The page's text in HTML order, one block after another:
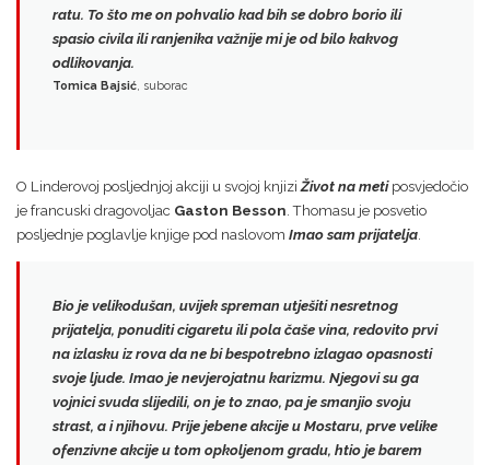
ratu. To što me on pohvalio kad bih se dobro borio ili
spasio civila ili ranjenika važnije mi je od bilo kakvog
odlikovanja.
Tomica Bajsić , suborac
O Linderovoj posljednjoj akciji u svojoj knjizi Život na meti posvjedočio
je francuski dragovoljac Gaston Besson . Thomasu je posvetio
posljednje poglavlje knjige pod naslovom Imao sam prijatelja
Bio je velikodušan, uvijek spreman utješiti nesretnog
prijatelja, ponuditi cigaretu ili pola čaše vina, redovito prvi
na izlasku iz rova da ne bi bespotrebno izlagao opasnosti
svoje ljude. Imao je nevjerojatnu karizmu. Njegovi su ga
vojnici svuda slijedili, on je to znao, pa je smanjio svoju
strast, a i njihovu. Prije jebene akcije u Mostaru, prve velike
ofenzivne akcije u tom opkoljenom gradu, htio je barem